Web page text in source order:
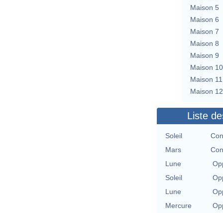
Maison 5
Maison 6
Maison 7
Maison 8
Maison 9
Maison 10
Maison 11
Maison 12
Liste
Soleil
Mars
Lune
Soleil
Lune
Mercure